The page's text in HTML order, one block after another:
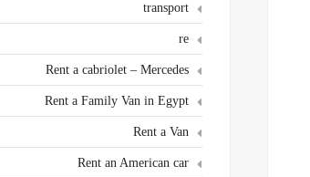
transport
re
Rent a cabriolet – Mercedes
Rent a Family Van in Egypt
Rent a Van
Rent an American car